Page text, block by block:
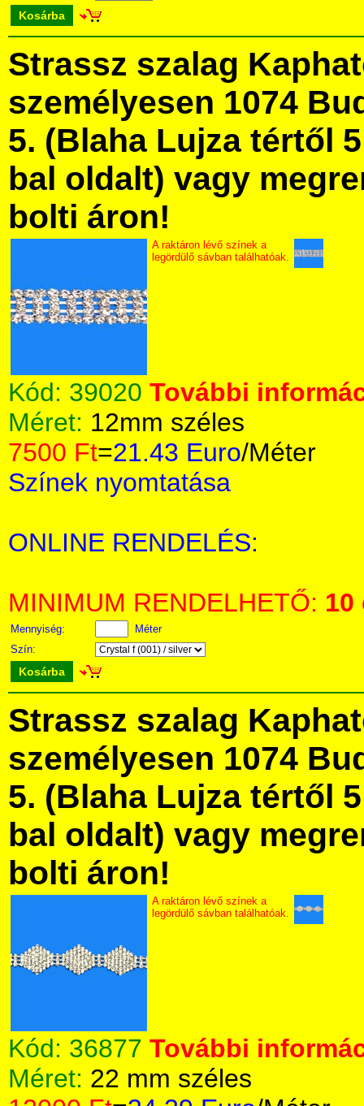
Kosárba
Strassz szalag
személyesen 1074
5. (Blaha Lujza tértől
bal oldalt) vagy
bolti áron!
A raktáron lévő színek a
legördülő sávban találhatóak.
Kód: 39020 További
Méret: 12mm széles
7500 Ft=21.43 Euro/Méter
Színek nyomtatása
ONLINE RENDELÉS:
MINIMUM RENDELHETŐ: 10
Mennyiség:
Méter
Szín:
Kosárba
Strassz szalag
személyesen 1074
5. (Blaha Lujza tértől
bal oldalt) vagy
bolti áron!
A raktáron lévő színek a
legördülő sávban találhatóak.
Kód: 36877 További
Méret: 22 mm széles